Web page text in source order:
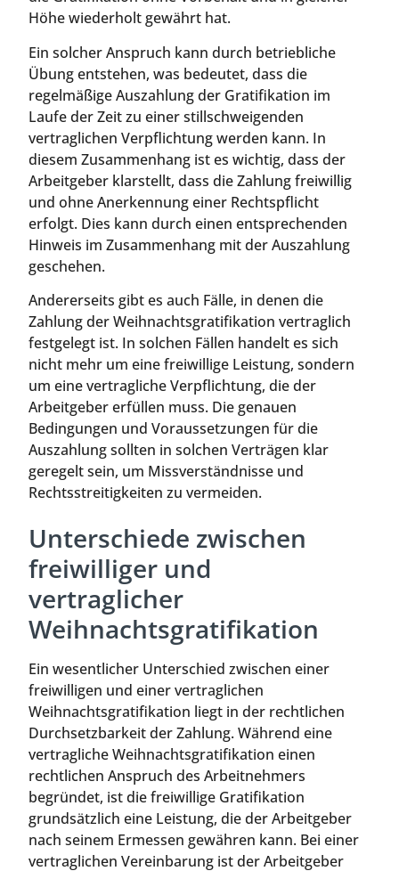
Höhe wiederholt gewährt hat.
Ein solcher Anspruch kann durch betriebliche
Übung entstehen, was bedeutet, dass die
regelmäßige Auszahlung der Gratifikation im
Laufe der Zeit zu einer stillschweigenden
vertraglichen Verpflichtung werden kann. In
diesem Zusammenhang ist es wichtig, dass der
Arbeitgeber klarstellt, dass die Zahlung freiwillig
und ohne Anerkennung einer Rechtspflicht
erfolgt. Dies kann durch einen entsprechenden
Hinweis im Zusammenhang mit der Auszahlung
geschehen.
Andererseits gibt es auch Fälle, in denen die
Zahlung der Weihnachtsgratifikation vertraglich
festgelegt ist. In solchen Fällen handelt es sich
nicht mehr um eine freiwillige Leistung, sondern
um eine vertragliche Verpflichtung, die der
Arbeitgeber erfüllen muss. Die genauen
Bedingungen und Voraussetzungen für die
Auszahlung sollten in solchen Verträgen klar
geregelt sein, um Missverständnisse und
Rechtsstreitigkeiten zu vermeiden.
Unterschiede zwischen
freiwilliger und
vertraglicher
Weihnachtsgratifikation
Ein wesentlicher Unterschied zwischen einer
freiwilligen und einer vertraglichen
Weihnachtsgratifikation liegt in der rechtlichen
Durchsetzbarkeit der Zahlung. Während eine
vertragliche Weihnachtsgratifikation einen
rechtlichen Anspruch des Arbeitnehmers
begründet, ist die freiwillige Gratifikation
grundsätzlich eine Leistung, die der Arbeitgeber
nach seinem Ermessen gewähren kann. Bei einer
vertraglichen Vereinbarung ist der Arbeitgeber